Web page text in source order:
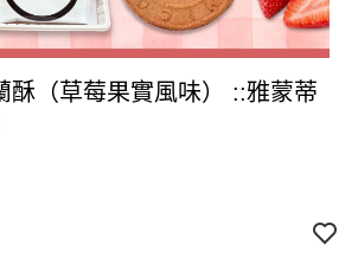
酥（草莓果實風味） ::雅蒙蒂